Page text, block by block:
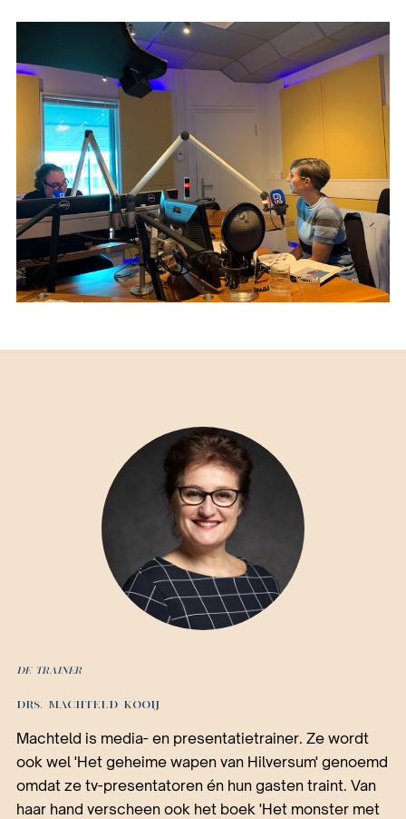
De trainer
DRS. MACHTELD KOOIJ
Machteld is media- en presentatietrainer. Ze wordt
ook wel 'Het geheime wapen van Hilversum' genoemd
omdat ze tv-presentatoren én hun gasten traint. Van
haar hand verscheen ook het boek 'Het monster met